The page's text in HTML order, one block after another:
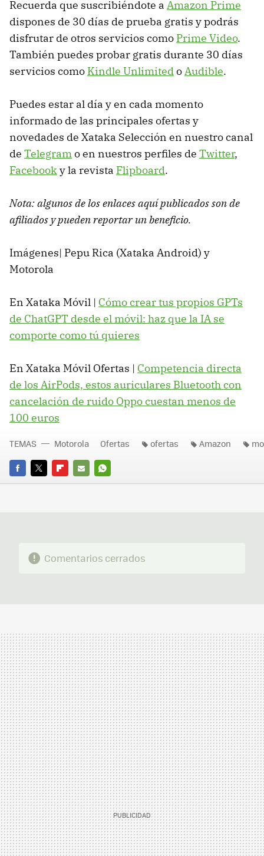
Recuerda que suscribiéndote a Amazon Prime
dispones de 30 días de prueba gratis y podrás
disfrutar de otros servicios como Prime Video.
También puedes probar gratis durante 30 días
servicios como Kindle UnlimitedoAudible.
Puedes estar al día y en cada momento
informado de las principales ofertas y
novedades de Xataka Selección en nuestro canal
de Telegramo en nuestros perfiles de Twitter,
Facebooky la revista Flipboard.
Nota: algunos de los enlaces aquí publicados son de
afiliados y pueden reportar un beneficio.
Imágenes| Pepu Rica (Xataka Android) y
Motorola
En Xataka Móvil | Cómo crear tus propios GPTs
de ChatGPT desde el móvil: haz que la IA se
comporte como tú quieres
En Xataka Móvil Ofertas | Competencia directa
de los AirPods, estos auriculares Bluetooth con
cancelación de ruido Oppo cuestan menos de
100 euros
FACEBOOK
TWITTERFLIPBOARD
E-
WHATSAPP
TEMAS Motorola Ofertas ofertas Amazon
Comentarios cerrados